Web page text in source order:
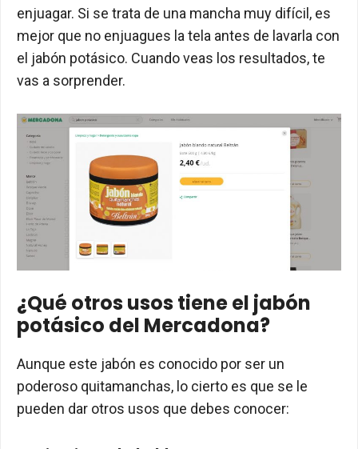
enjuagar. Si se trata de una mancha muy difícil, es
mejor que no enjuagues la tela antes de lavarla con
el jabón potásico. Cuando veas los resultados, te
vas a sorprender.
¿Qué otros usos tiene el jabón
potásico del Mercadona?
Aunque este jabón es conocido por ser un
poderoso quitamanchas, lo cierto es que se le
pueden dar otros usos que debes conocer: